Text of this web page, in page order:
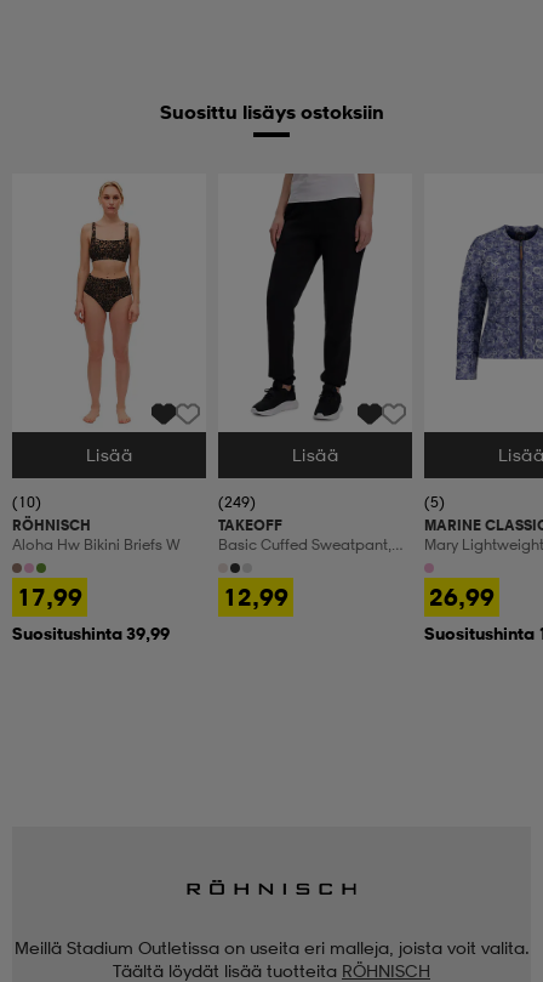
Suosittu lisäys ostoksiin
Valitse Koko
Lisää
(10)
RÖHNISCH
Aloha Hw Bikini Briefs W
17,99
Suositushinta 39,99
Valitse Koko
Lisää
(249)
TAKEOFF
Basic Cuffed Sweatpant,
Olohousut, Naisten
12,99
Valitse Koko
(5)
MARINE
Mary
26,99
Suositushinta
Meillä Stadium Outletissa on useita eri malleja, joista voit valita.
Täältä löydät lisää tuotteita RÖHNISCH